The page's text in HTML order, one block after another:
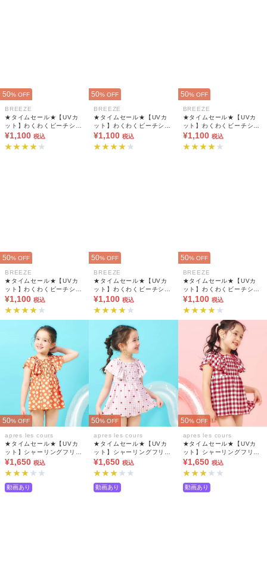
50% OFF
BREEZE
★タイムセール★【UVカ
ット】わくわくビーチショ
ーツ_水着 男の子
¥1,100 税込
50% OFF
BREEZE
★タイムセール★【UVカ
ット】わくわくビーチショ
ーツ_水着 男の子
¥1,100 税込
50% OFF
BREEZE
★タイムセール★【UVカ
ット】わくわくビーチショ
ーツ_水着 男の子
¥1,100 税込
50% OFF
BREEZE
★タイムセール★【UVカ
ット】わくわくビーチショ
ーツ_水着 男の子
¥1,100 税込
50% OFF
BREEZE
★タイムセール★【UVカ
ット】わくわくビーチショ
ーツ_水着 男の子
¥1,100 税込
50% OFF
BREEZE
★タイムセール★【UVカ
ット】わくわくビーチショ
ーツ_水着 男の子
¥1,100 税込
50% OFF
apres les cours
★タイムセール★【UVカ
ット】シャーリングフリル
ワンピース水着
¥1,650 税込
動画あり
50% OFF
apres les cours
★タイムセール★【UVカ
ット】シャーリングフリル
ワンピース水着
¥1,650 税込
動画あり
50% OFF
apres les cours
★タイムセール★【UVカ
ット】シャーリングフリル
ワンピース水着
¥1,650 税込
動画あり